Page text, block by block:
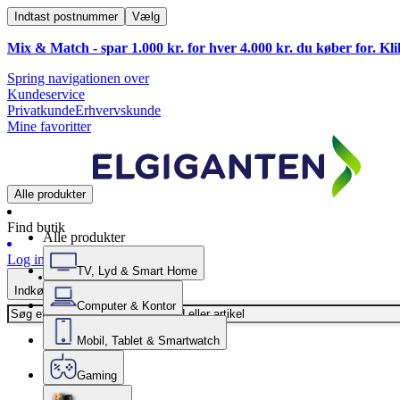
Indtast postnummer Vælg
Mix & Match - spar 1.000 kr. for hver 4.000 kr. du køber for.
Spring navigationen over
Kundeservice
PrivatkundeErhvervskunde
Mine favoritter
Alle produkter
Find butik
Log ind
Indkøbskurv
Alle produkter
TV, Lyd & Smart Home
Computer & Kontor
Mobil, Tablet & Smartwatch
Gaming